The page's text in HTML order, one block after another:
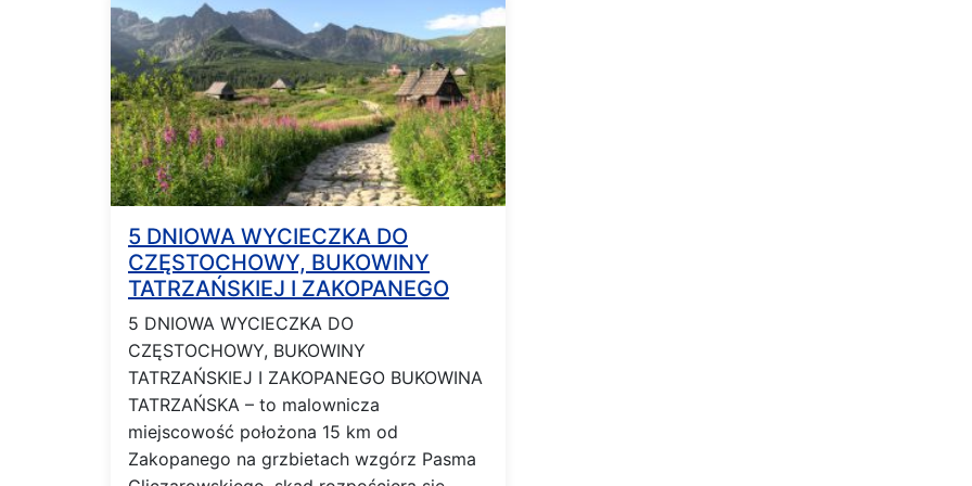
5 DNIOWA WYCIECZKA DO
CZĘSTOCHOWY, BUKOWINY
TATRZAŃSKIEJ I ZAKOPANEGO
5 DNIOWA WYCIECZKA DO
CZĘSTOCHOWY, BUKOWINY
TATRZAŃSKIEJ I ZAKOPANEGO BUKOWINA
TATRZAŃSKA – to malownicza
miejscowość położona 15 km od
Zakopanego na grzbietach wzgórz Pasma